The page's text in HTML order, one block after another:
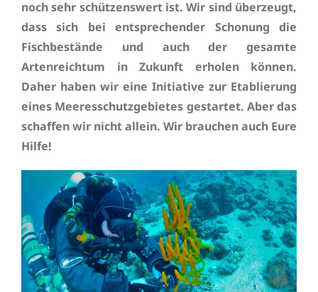
noch sehr schützenswert ist. Wir sind überzeugt,
dass sich bei entsprechender Schonung die
Fischbestände und auch der gesamte
Artenreichtum in Zukunft erholen können.
Daher haben wir eine Initiative zur Etablierung
eines Meeresschutzgebietes gestartet. Aber das
schaffen wir nicht allein. Wir brauchen auch Eure
Hilfe!